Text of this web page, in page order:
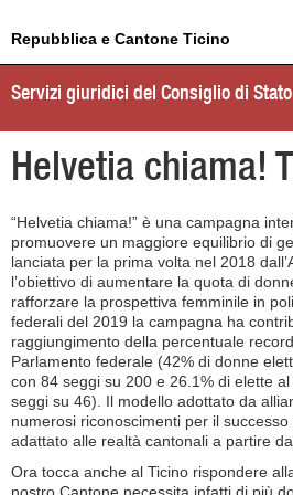
Repubblica e Cantone Ticino
Servizi giuridici del Consiglio di Stato
Helvetia chiama!
“Helvetia chiama!” è una campagna
promuovere un maggiore equilibrio di
lanciata per la prima volta nel 2018
l’obiettivo di aumentare la quota di
rafforzare la prospettiva femminile in
federali del 2019 la campagna ha
raggiungimento della percentuale
Parlamento federale (42% di donne
con 84 seggi su 200 e 26.1% di elette
seggi su 46). Il modello adottato da
numerosi riconoscimenti per il
adattato alle realtà cantonali a partire
Ora tocca anche al Ticino rispondere